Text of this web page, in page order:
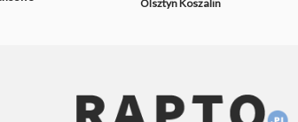
OlsztynKoszalin